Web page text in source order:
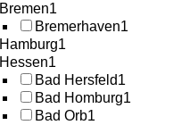
Bremen1
Bremerhaven1
Hamburg1
Hessen1
Bad Hersfeld1
Bad Homburg1
Bad Orb1